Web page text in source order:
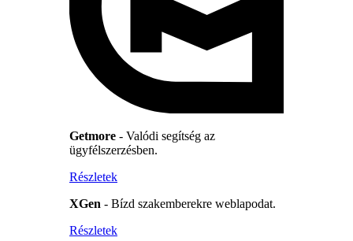
Getmore - Valódi segítség az
ügyfélszerzésben.
Részletek
XGen - Bízd szakemberekre weblapodat.
Részletek